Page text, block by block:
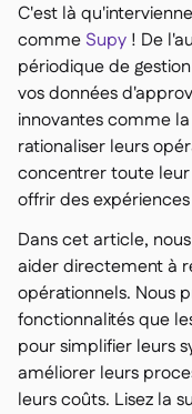
C'est là
comme Supy ! De
périodique de
vos données
innovantes comme
rationaliser leurs
concentrer toute leur
offrir des
Dans cet article,
aider directement à
opérationnels. Nous
fonctionnalités que
pour simplifier leurs
améliorer leurs
leurs coûts. Lisez la